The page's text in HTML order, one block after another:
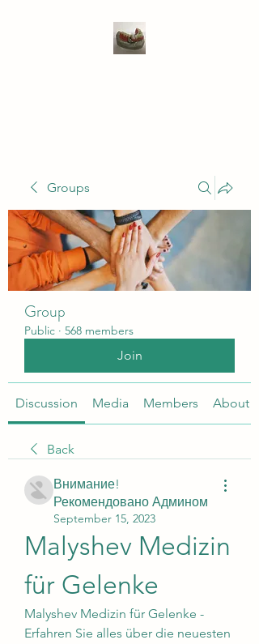
Groups
Group
Public · 568 members
Join
Discussion Media Members About
Back
Внимание!
Рекомендовано Админом
September 15, 2023
Malyshev Medizin
für Gelenke
Malyshev Medizin für Gelenke -
Erfahren Sie alles über die neuesten